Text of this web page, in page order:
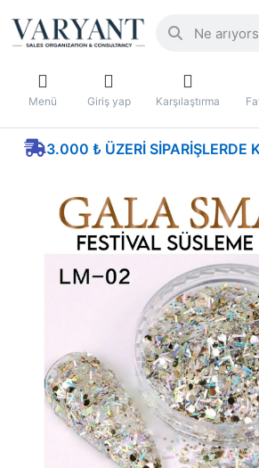
Menü Giriş yap Karşılaştırma
3.000 ₺ ÜZERI SIPARIŞLERDE